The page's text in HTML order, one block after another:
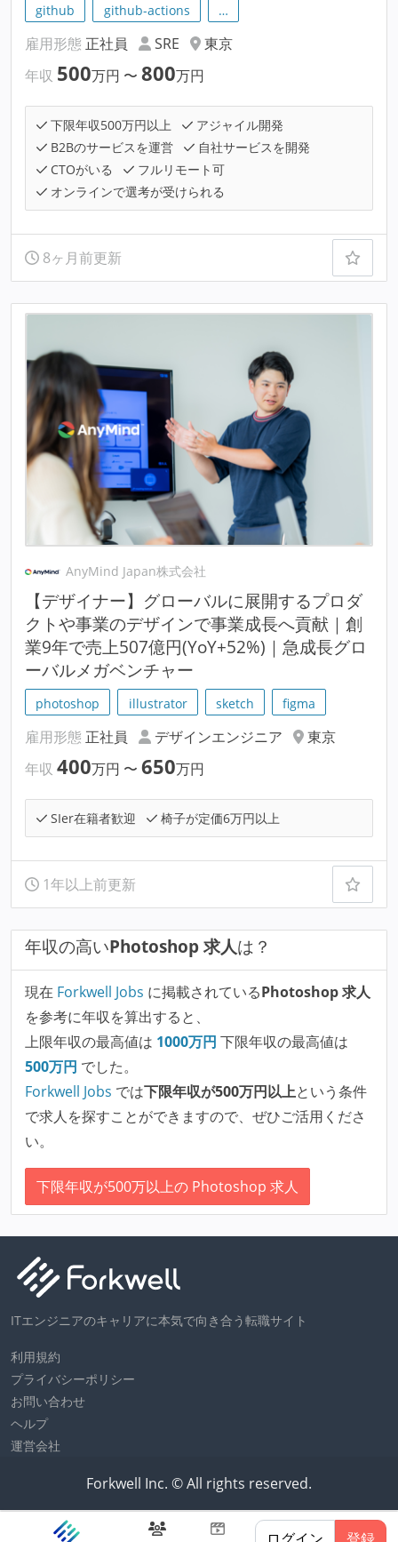
github
github-actions …
雇用形態 正社員 SRE
東京
年収 500万円 〜 800万円
下限年収500万円以上
アジャイル開発
B2Bのサービスを運営
自社サービスを開発
CTOがいる
フルリモート可
オンラインで選考が受けられる
8ヶ月前更新
AnyMind Japan株式会社
【デザイナー】グローバルに展開するプロダ
クトや事業のデザインで事業成長へ貢献｜創
業9年で売上507億円(YoY+52%)｜急成長グロ
ーバルメガベンチャー
photoshop illustrator sketch figma
雇用形態 正社員 デザインエンジニア
東京
年収 400万円 〜 650万円
SIer在籍者歓迎 椅子が定価6万円以上
1年以上前更新
年収の高いPhotoshop 求人は？
現在 Forkwell Jobs に掲載されているPhotoshop 求人
を参考に年収を算出すると、
上限年収の最高値は 1000万円 下限年収の最高値は
500万円 でした。
Forkwell Jobs では下限年収が500万円以上という条件
で求人を探すことができますので、ぜひご活用くださ
い。
下限年収が500万以上の Photoshop 求人
ITエンジニアのキャリアに本気で向き合う転職サイト
利用規約
プライバシーポリシー
お問い合わせ
ヘルプ
運営会社
Forkwell Inc. © All rights reserved.